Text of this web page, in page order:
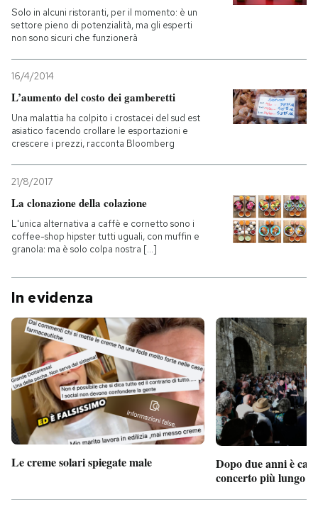
Solo in alcuni ristoranti, per il momento: è un
settore pieno di potenzialità, ma gli esperti
non sono sicuri che funzionerà
16/4/2014
L’aumento del costo dei gamberetti
Una malattia ha colpito i crostacei del sud est
asiatico facendo crollare le esportazioni e
crescere i prezzi, racconta Bloomberg
21/8/2017
La clonazione della colazione
L'unica alternativa a caffè e cornetto sono i
coffee-shop hipster tutti uguali, con muffin e
granola: ma è solo colpa nostra [...]
In evidenza
Le creme solari spiegate male
Dopo due anni è
concerto più lungo